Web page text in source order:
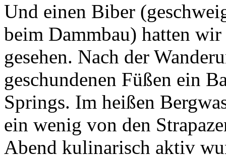
Und einen Biber
beim Dammbau) hatten
gesehen. Nach der
geschundenen Füßen ein
Springs. Im heißen
ein wenig von den
Abend kulinarisch aktiv